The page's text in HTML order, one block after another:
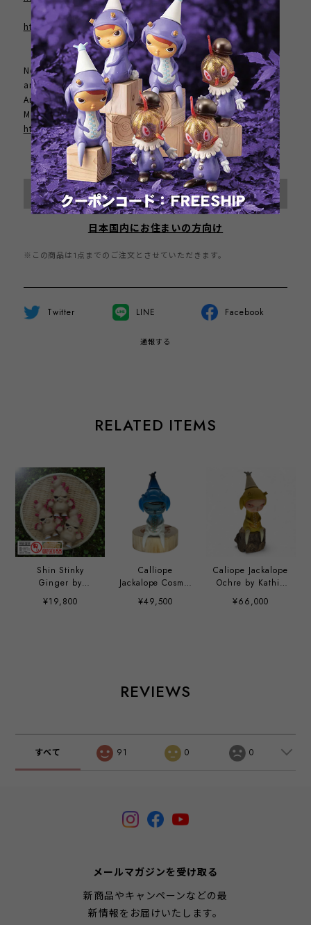
http://brandtpeters.com/
Note: We accept the order from worldwide except US
and Canada location. If you are residents of North
America area, please contact Circus Posterus of New
Mexico.
https://www.circusposterus.com/
International shipping available
Sold out
日本国内にお住まいの方向け
※この商品は1点までのご注文とさせていただきます。
Twitter LINE Facebook
通報する
RELATED ITEMS
Shin Stinky
Ginger by
Hisashi Futamura
x Chris Ryniak
¥19,800
Calliope
Jackalope Cosmic
Indigo by Kathie
Olivas
¥49,500
Caliope Jackalope
Ochre by Kathie
Olivas
¥66,000
REVIEWS
すべて 91 0 0
メールマガジンを受け取る
新商品やキャンペーンなどの最
新情報をお届けいたします。